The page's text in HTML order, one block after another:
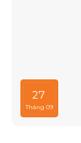
27
Tháng 09